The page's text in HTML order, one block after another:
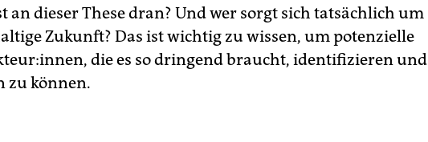
an dieser These dran? Und wer sorgt sich tatsächlich um
Zukunft? Das ist wichtig zu wissen, um potenzielle
die es so dringend braucht, identifizieren und
zu können.